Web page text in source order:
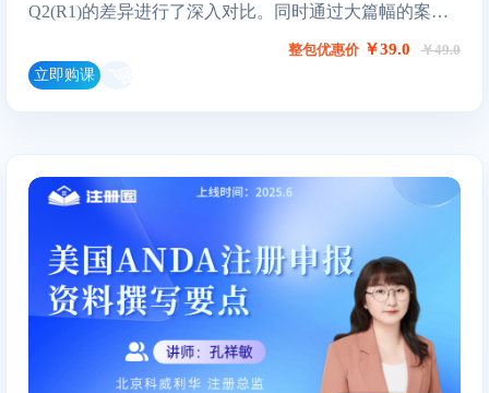
Q2(R1)的差异进行了深入对比。同时通过大篇幅的案例
分析来展示如何开展灵活的运用，对深入理解该指导原
则的核心理念具有很好的参考意义。
整包优惠价 ￥39.0
￥49.0
立即购课